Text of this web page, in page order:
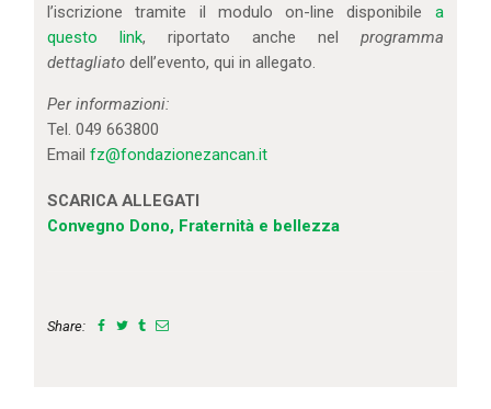
l’iscrizione tramite il modulo on-line disponibile a
questo link, riportato anche nel programma
dettagliato dell’evento, qui in allegato.
Per informazioni:
Tel. 049 663800
Emailfz@fondazionezancan.it
SCARICA ALLEGATI
Convegno Dono, Fraternità e bellezza
Share: